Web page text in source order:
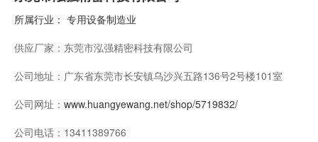
所属行业： 专用设备制造业
供应厂家： 东莞市泓强精密科技有限公司
公司地址： 广东省东莞市长安镇乌沙兴五路136号2号楼101室
公司网址： www.huangyewang.net/shop/5719832/
公司电话： 13411389766